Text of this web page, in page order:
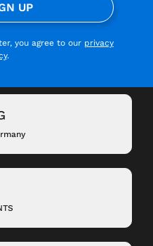
UP
you agree to our privacy
.